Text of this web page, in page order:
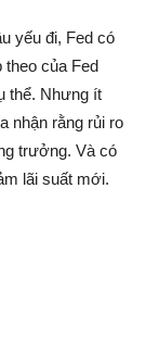
yếu đi, Fed có
theo của Fed
thể. Nhưng ít
nhận rằng rủi ro
trưởng. Và có
lãi suất mới.